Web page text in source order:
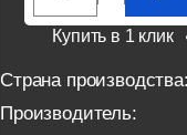
Купить в 1 клик
Страна производства:
Производитель: